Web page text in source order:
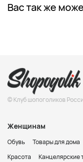
Вас так же
© Клуб шопоголиков
Женщинам
Обувь Товары для дома
Красота
Канцелярские